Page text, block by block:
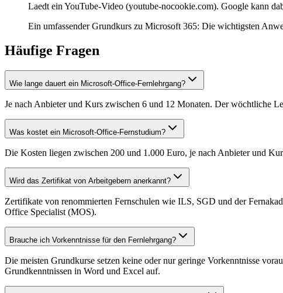
Laedt ein YouTube-Video (youtube-nocookie.com). Google kann
Ein umfassender Grundkurs zu Microsoft 365: Die wichtigsten
Häufige Fragen
Wie lange dauert ein Microsoft-Office-Fernlehrgang?
Je nach Anbieter und Kurs zwischen 6 und 12 Monaten. Der wöchtliche
Was kostet ein Microsoft-Office-Fernstudium?
Die Kosten liegen zwischen 200 und 1.000 Euro, je nach Anbieter und
Wird das Zertifikat von Arbeitgebern anerkannt?
Zertifikate von renommierten Fernschulen wie ILS, SGD und der
Office Specialist (MOS).
Brauche ich Vorkenntnisse für den Fernlehrgang?
Die meisten Grundkurse setzen keine oder nur geringe Vorkenntnisse
Grundkenntnissen in Word und Excel auf.